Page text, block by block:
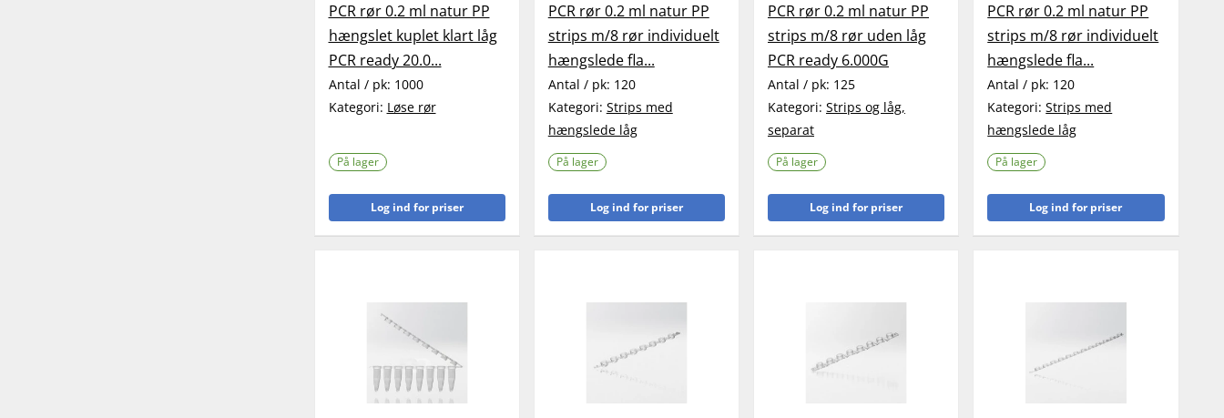
PCR rør 0.2 ml natur PP
hængslet kuplet klart låg
PCR ready 20.0...
Antal / pk: 1000
Kategori: Løse rør
På lager
Log ind for priser
PCR rør 0.2 ml natur PP
strips m/8 rør individuelt
hængslede fla...
Antal / pk: 120
Kategori: Strips med
hængslede låg
På lager
Log ind for priser
PCR rør 0.2 ml natur PP
strips m/8 rør uden låg
PCR ready 6.000G
Antal / pk: 125
Kategori: Strips og låg,
separat
På lager
Log ind for priser
PCR rør 0.2 ml natur PP
strips m/8 rør individuelt
hængslede fla...
Antal / pk: 120
Kategori:Strips med
hængslede låg
På lager
Log ind for priser